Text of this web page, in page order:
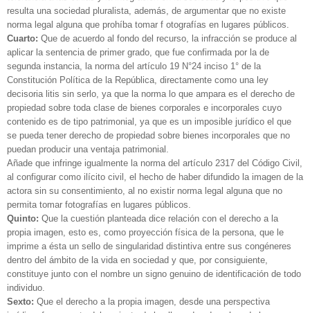
resulta una sociedad pluralista, además, de argumentar que no existe
norma legal alguna que prohíba tomar f otografías en lugares públicos.
Cuarto: Que de acuerdo al fondo del recurso, la infracción se produce al
aplicar la sentencia de primer grado, que fue confirmada por la de
segunda instancia, la norma del artículo 19 N°24 inciso 1° de la
Constitución Política de la República, directamente como una ley
decisoria litis sin serlo, ya que la norma lo que ampara es el derecho de
propiedad sobre toda clase de bienes corporales e incorporales cuyo
contenido es de tipo patrimonial, ya que es un imposible jurídico el que
se pueda tener derecho de propiedad sobre bienes incorporales que no
puedan producir una ventaja patrimonial.
Añade que infringe igualmente la norma del artículo 2317 del Código Civil,
al configurar como ilícito civil, el hecho de haber difundido la imagen de la
actora sin su consentimiento, al no existir norma legal alguna que no
permita tomar fotografías en lugares públicos.
Quinto: Que la cuestión planteada dice relación con el derecho a la
propia imagen, esto es, como proyección física de la persona, que le
imprime a ésta un sello de singularidad distintiva entre sus congéneres
dentro del ámbito de la vida en sociedad y que, por consiguiente,
constituye junto con el nombre un signo genuino de identificación de todo
individuo.
Sexto: Que el derecho a la propia imagen, desde una perspectiva